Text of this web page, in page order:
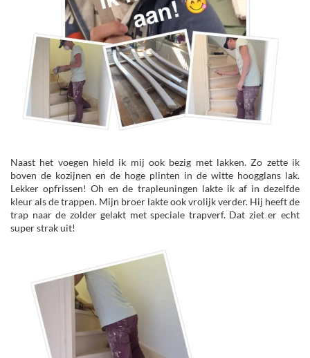
Naast het voegen hield ik mij ook bezig met lakken. Zo zette ik
boven de kozijnen en de hoge plinten in de witte hoogglans lak.
Lekker opfrissen! Oh en de trapleuningen lakte ik af in dezelfde
kleur als de trappen. Mijn broer lakte ook vrolijk verder. Hij heeft de
trap naar de zolder gelakt met speciale trapverf. Dat ziet er echt
super strak uit!